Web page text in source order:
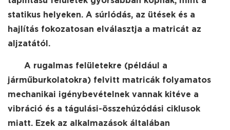
statikus helyeken. A súrlódás, az ütések és a
hajlítás fokozatosan elválasztja a matricát az
aljzatától.
A rugalmas felületekre (például a
járműburkolatokra) felvitt matricák folyamatos
mechanikai igénybevételnek vannak kitéve a
vibráció és a tágulási-összehúzódási ciklusok
miatt. Ezek az alkalmazások általában